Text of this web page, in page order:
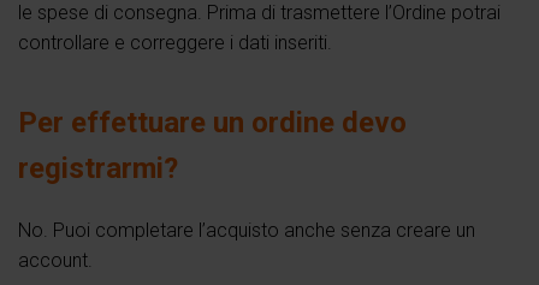
le spese di consegna. Prima di trasmettere l’Ordine potrai
controllare e correggere i dati inseriti.
Per effettuare un ordine devo
registrarmi?
No. Puoi completare l’acquisto anche senza creare un
account.